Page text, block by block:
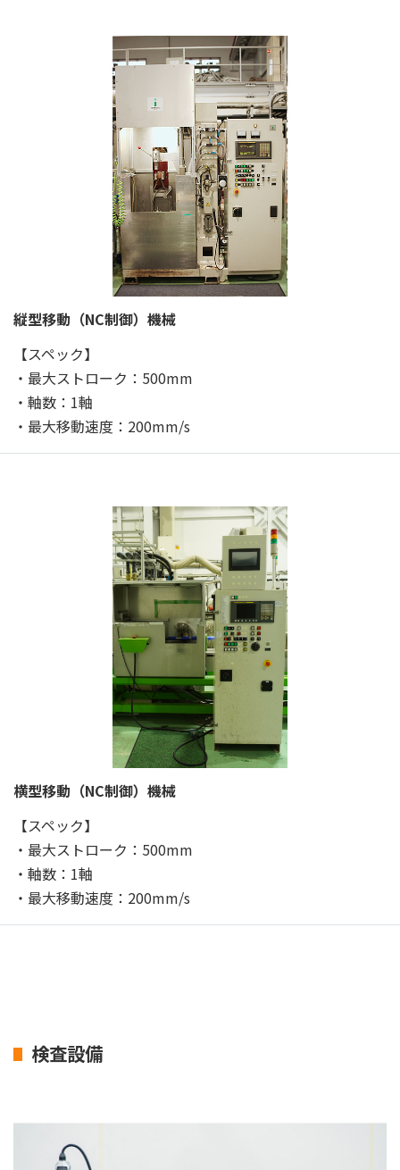
縦型移動（NC制御）機械
【スペック】
・最大ストローク：500mm
・軸数：1軸
・最大移動速度：200mm/s
横型移動（NC制御）機械
【スペック】
・最大ストローク：500mm
・軸数：1軸
・最大移動速度：200mm/s
検査設備